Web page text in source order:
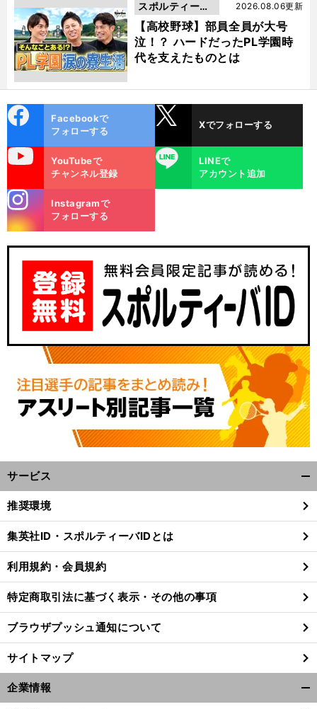
【高校野球】部員全員が大号
泣！？ ハードだったPL学園時
代を支えたものとは
2026.08.06更新
スポルティーバ
動画
ok
Facebookで
フォローする
Xでフォローする
YouTubeで
チャンネル登録
LINE
LINEで
アカウント追加
m
Instagramで
フォローする
サービス
閉
る
推奨環境
集英社ID・スポルティーバIDとは
利用規約・会員規約
特定商取引法に基づく表示・その他の事項
ブラウザプッシュ通知について
サイトマップ
企業情報